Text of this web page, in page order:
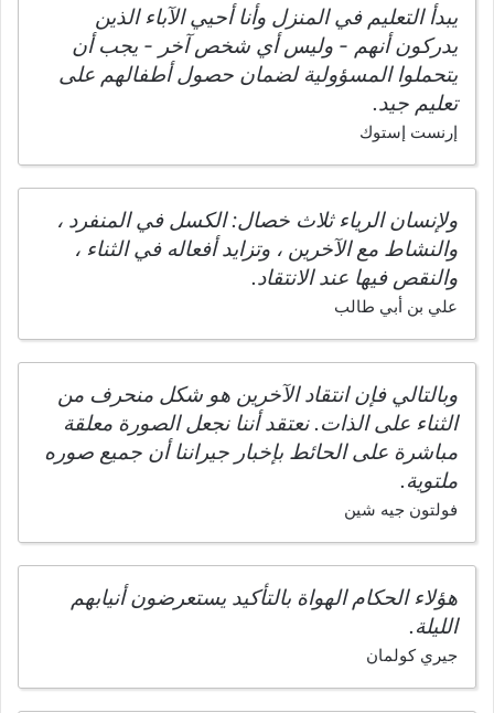
يبدأ التعليم في المنزل وأنا أحيي الآباء الذين
يدركون أنهم - وليس أي شخص آخر - يجب أن
يتحملوا المسؤولية لضمان حصول أطفالهم على
تعليم جيد.
إرنست إستوك
ولإنسان الرياء ثلاث خصال: الكسل في المنفرد ،
والنشاط مع الآخرين ، وتزايد أفعاله في الثناء ،
والنقص فيها عند الانتقاد.
علي بن أبي طالب
وبالتالي فإن انتقاد الآخرين هو شكل منحرف من
الثناء على الذات. نعتقد أننا نجعل الصورة معلقة
مباشرة على الحائط بإخبار جيراننا أن جميع صوره
ملتوية.
فولتون جيه شين
هؤلاء الحكام الهواة بالتأكيد يستعرضون أنيابهم
الليلة.
جيري كولمان